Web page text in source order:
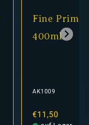
Fine
400ml
AK1009
Normaler
€11,50